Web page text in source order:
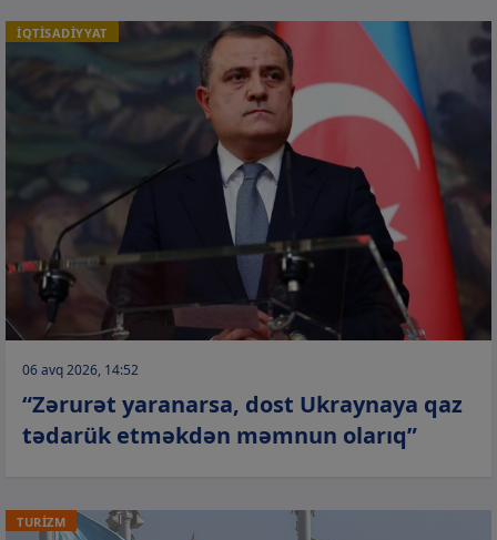
İQTİSADİYYAT
06 avq 2026, 14:52
“Zərurət yaranarsa, dost Ukraynaya qaz
tədarük etməkdən məmnun olarıq”
TURİZM